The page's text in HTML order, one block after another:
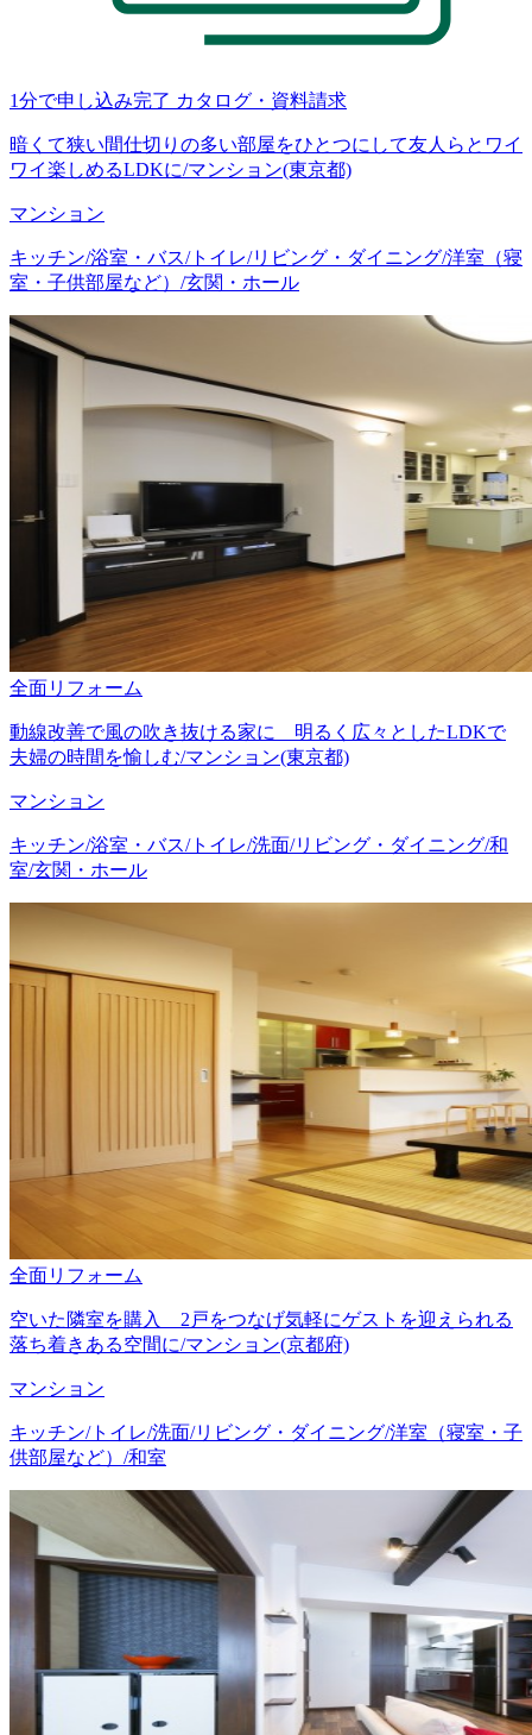
1分で申し込み完了 カタログ・資料請求
暗くて狭い間仕切りの多い部屋をひとつにして友人らとワイ
ワイ楽しめるLDKに/マンション(東京都)
マンション
キッチン/浴室・バス/トイレ/リビング・ダイニング/洋室（寝
室・子供部屋など）/玄関・ホール
全面リフォーム
動線改善で風の吹き抜ける家に 明るく広々としたLDKで
夫婦の時間を愉しむ/マンション(東京都)
マンション
キッチン/浴室・バス/トイレ/洗面/リビング・ダイニング/和
室/玄関・ホール
全面リフォーム
空いた隣室を購入 2戸をつなげ気軽にゲストを迎えられる
落ち着きある空間に/マンション(京都府)
マンション
キッチン/トイレ/洗面/リビング・ダイニング/洋室（寝室・子
供部屋など）/和室